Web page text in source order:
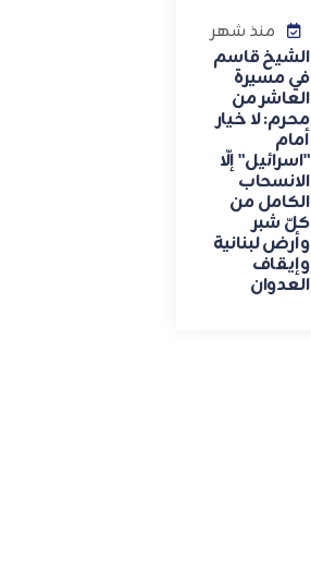
منذ شهر
الشيخ قاسم
في مسيرة
العاشر من
محرم: لا خيار
أمام
"اسرائيل" إلّا
الانسحاب
الكامل من
كلّ شبر
وأرض لبنانية
وإيقاف
العدوان